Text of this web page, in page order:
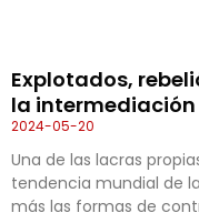
Explotados,
la intermediación
2024-05-20
Una de las lacras
tendencia mundial de
más las formas de